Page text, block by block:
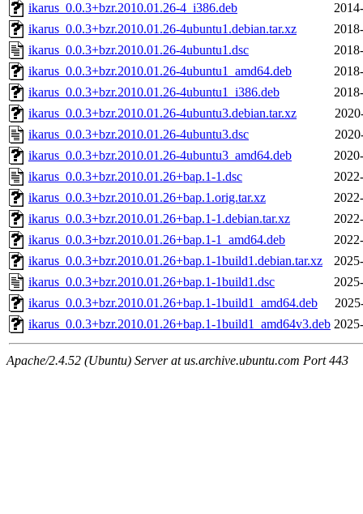
ikarus_0.0.3+bzr.2010.01.26-4_i386.deb
ikarus_0.0.3+bzr.2010.01.26-4ubuntu1.debian.tar.xz
ikarus_0.0.3+bzr.2010.01.26-4ubuntu1.dsc
ikarus_0.0.3+bzr.2010.01.26-4ubuntu1_amd64.deb
ikarus_0.0.3+bzr.2010.01.26-4ubuntu1_i386.deb
ikarus_0.0.3+bzr.2010.01.26-4ubuntu3.debian.tar.xz
ikarus_0.0.3+bzr.2010.01.26-4ubuntu3.dsc
ikarus_0.0.3+bzr.2010.01.26-4ubuntu3_amd64.deb
ikarus_0.0.3+bzr.2010.01.26+bap.1-1.dsc
ikarus_0.0.3+bzr.2010.01.26+bap.1.orig.tar.xz
ikarus_0.0.3+bzr.2010.01.26+bap.1-1.debian.tar.xz
ikarus_0.0.3+bzr.2010.01.26+bap.1-1_amd64.deb
ikarus_0.0.3+bzr.2010.01.26+bap.1-1build1.debian.tar.xz
ikarus_0.0.3+bzr.2010.01.26+bap.1-1build1.dsc
ikarus_0.0.3+bzr.2010.01.26+bap.1-1build1_amd64.deb
ikarus_0.0.3+bzr.2010.01.26+bap.1-1build1_amd64v3.deb
Apache/2.4.52 (Ubuntu) Server at us.archive.ubuntu.com Port 443